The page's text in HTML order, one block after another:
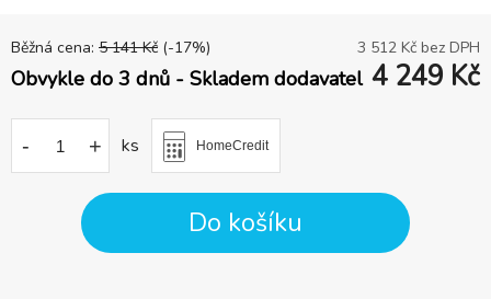
Běžná cena: 5 141 Kč (-17%) 3 512 Kč bez DPH
Obvykle do 3 dnů - Skladem dodavatel 4 249 Kč
- + ks HomeCredit
Do košíku